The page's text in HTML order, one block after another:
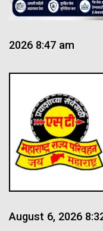
2026 8:47 am
August 6, 2026